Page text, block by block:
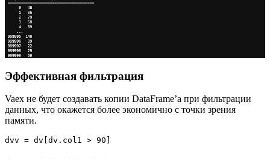
Эффективная фильтрация
Vaex не будет создавать копии DataFrame’а при фильтрации
данных, что окажется более экономично с точки зрения
памяти.
dvv = dv[dv.col1 > 90]